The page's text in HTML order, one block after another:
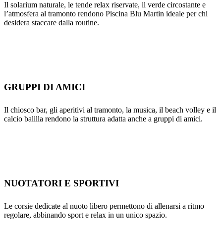
Il solarium naturale, le tende relax riservate, il verde circostante e
l’atmosfera al tramonto rendono Piscina Blu Martin ideale per chi
desidera staccare dalla routine.
GRUPPI DI AMICI
Il chiosco bar, gli aperitivi al tramonto, la musica, il beach volley e il
calcio balilla rendono la struttura adatta anche a gruppi di amici.
NUOTATORI E SPORTIVI
Le corsie dedicate al nuoto libero permettono di allenarsi a ritmo
regolare, abbinando sport e relax in un unico spazio.